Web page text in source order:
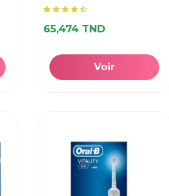
65,474 TND
Voir